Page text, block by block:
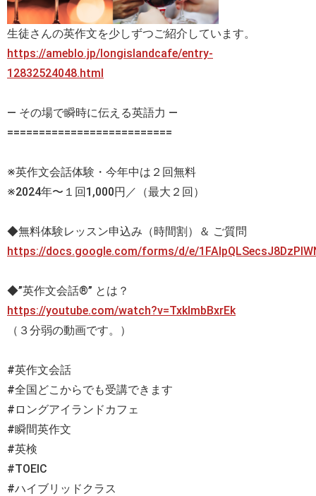
生徒さんの英作文を少しずつご紹介しています。
https://ameblo.jp/longislandcafe/entry-
12832524048.html
— その場で瞬時に伝える英語力 —
==========================
※英作文会話体験・今年中は２回無料
※2024年〜１回1,000円／（最大２回）
◆無料体験レッスン申込み（時間割）＆ ご質問
https://docs.google.com/forms/d/e/
◆”英作文会話®” とは？
https://youtube.com/watch?v=TxklmbBxrEk
（３分弱の動画です。）
#英作文会話
#全国どこからでも受講できます
#ロングアイランドカフェ
#瞬間英作文
#英検
#TOEIC
#ハイブリッドクラス